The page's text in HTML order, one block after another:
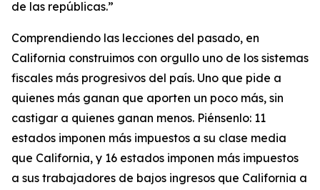
de las repúblicas.”
Comprendiendo las lecciones del pasado, en
California construimos con orgullo uno de los sistemas
fiscales más progresivos del país. Uno que pide a
quienes más ganan que aporten un poco más, sin
castigar a quienes ganan menos. Piénsenlo: 11
estados imponen más impuestos a su clase media
que California, y 16 estados imponen más impuestos
a sus trabajadores de bajos ingresos que California a